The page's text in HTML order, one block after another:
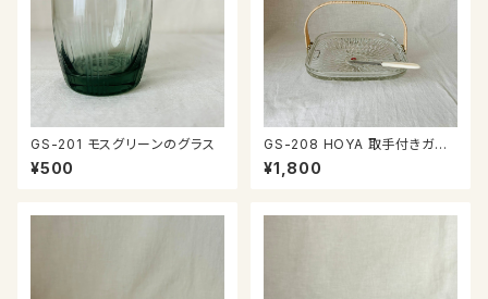
GS-201 モスグリーンのグラス
¥500
GS-208 HOYA 取手付きガラ
ス皿
¥1,800